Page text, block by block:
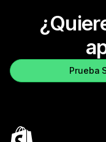
Prueba